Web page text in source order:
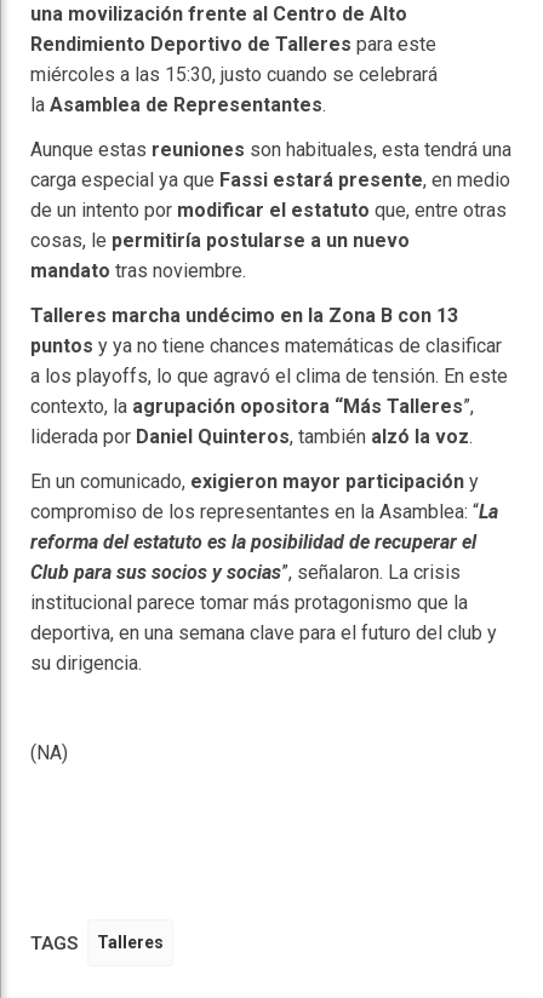
una movilización frente al Centro de Alto
Rendimiento Deportivo de Talleres para este
miércoles a las 15:30, justo cuando se celebrará
la Asamblea de Representantes.
Aunque estas reuniones son habituales, esta tendrá una
carga especial ya que Fassi estará presente, en medio
de un intento por modificar el estatuto que, entre otras
cosas, le permitiría postularse a un nuevo
mandato tras noviembre.
Talleres marcha undécimo en la Zona B con 13
puntos y ya no tiene chances matemáticas de clasificar
a los playoffs, lo que agravó el clima de tensión. En este
contexto, la agrupación opositora “Más Talleres”,
liderada por Daniel Quinteros, también alzó la voz.
En un comunicado, exigieron mayor participación y
compromiso de los representantes en la Asamblea: “La
reforma del estatuto es la posibilidad de recuperar el
Club para sus socios y socias”, señalaron. La crisis
institucional parece tomar más protagonismo que la
deportiva, en una semana clave para el futuro del club y
su dirigencia.
(NA)
TAGS Talleres